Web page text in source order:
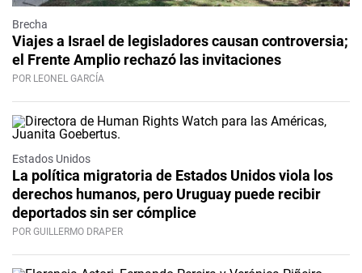
Brecha
Viajes a Israel de legisladores causan controversia;
el Frente Amplio rechazó las invitaciones
POR LEONEL GARCÍA
Estados Unidos
La política migratoria de Estados Unidos viola los
derechos humanos, pero Uruguay puede recibir
deportados sin ser cómplice
POR GUILLERMO DRAPER